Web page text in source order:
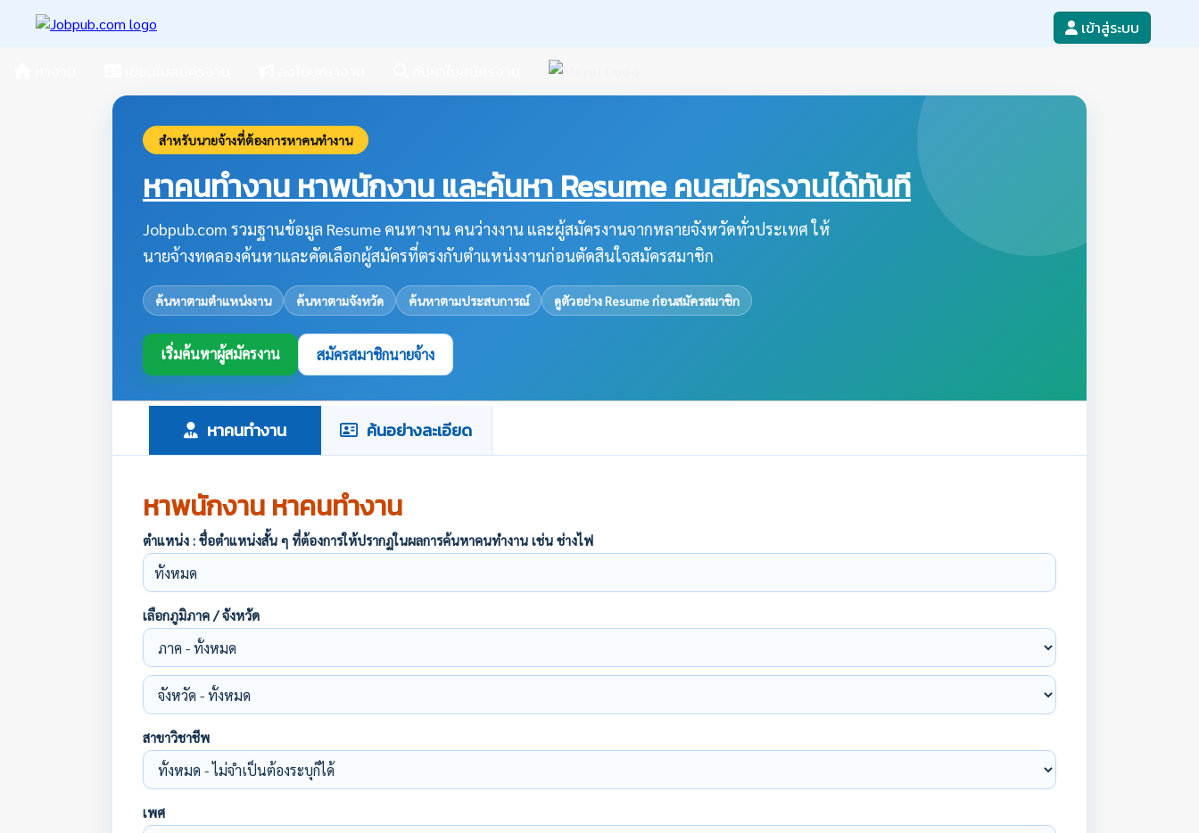
เข้าสู่ระบบ
สำหรับนายจ้างที่ต้องการหาคนทำงาน
หาคนทำงาน หาพนักงาน และค้นหา Resume คนสมัครงานได้ทันที
Jobpub.com รวมฐานข้อมูล Resume คนหางาน คนว่างงาน และผู้สมัครงานจากหลายจังหวัดทั่วประเทศ ให้
นายจ้างทดลองค้นหาและคัดเลือกผู้สมัครที่ตรงกับตำแหน่งงานก่อนตัดสินใจสมัครสมาชิก
ค้นหาตามตำแหน่งงาน ค้นหาตามจังหวัด ค้นหาตามประสบการณ์ ดูตัวอย่าง Resume ก่อนสมัครสมาชิก
เริ่มค้นหาผู้สมัครงาน สมัครสมาชิกนายจ้าง
หาคนทำงาน ค้นอย่างละเอียด
หาพนักงาน หาคนทำงาน
ตำแหน่ง : ชื่อตำแหน่งสั้น ๆ ที่ต้องการให้ปรากฏในผลการค้นหาคนทำงาน เช่น ช่างไฟ
เลือกภูมิภาค / จังหวัด
สาขาวิชาชีพ
เพศ